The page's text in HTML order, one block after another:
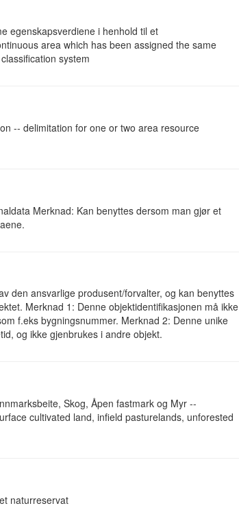
egenskapsverdiene i henhold til et
area which has been assigned the same
system
-- delimitation for one or two area resource
Merknad: Kan benyttes dersom man gjør et
den ansvarlige produsent/forvalter, og kan benyttes
Merknad 1: Denne objektidentifikasjonen må ikke
f.eks bygningsnummer. Merknad 2: Denne unike
og ikke gjenbrukes i andre objekt.
Skog, Åpen fastmark og Myr --
cultivated land, infield pasturelands, unforested
naturreservat